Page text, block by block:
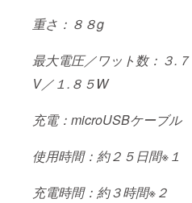
重さ：８８g
最大電圧／ワット数：３.７
V／１.８５W
充電：microUSBケーブル
使用時間：約２５日間※１
充電時間：約３時間※２